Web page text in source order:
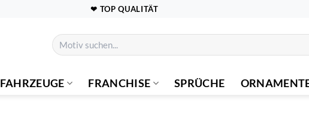
❤ TOP QUALITÄT
Suchen
nach:
FAHRZEUGE FRANCHISE SPRÜCHE